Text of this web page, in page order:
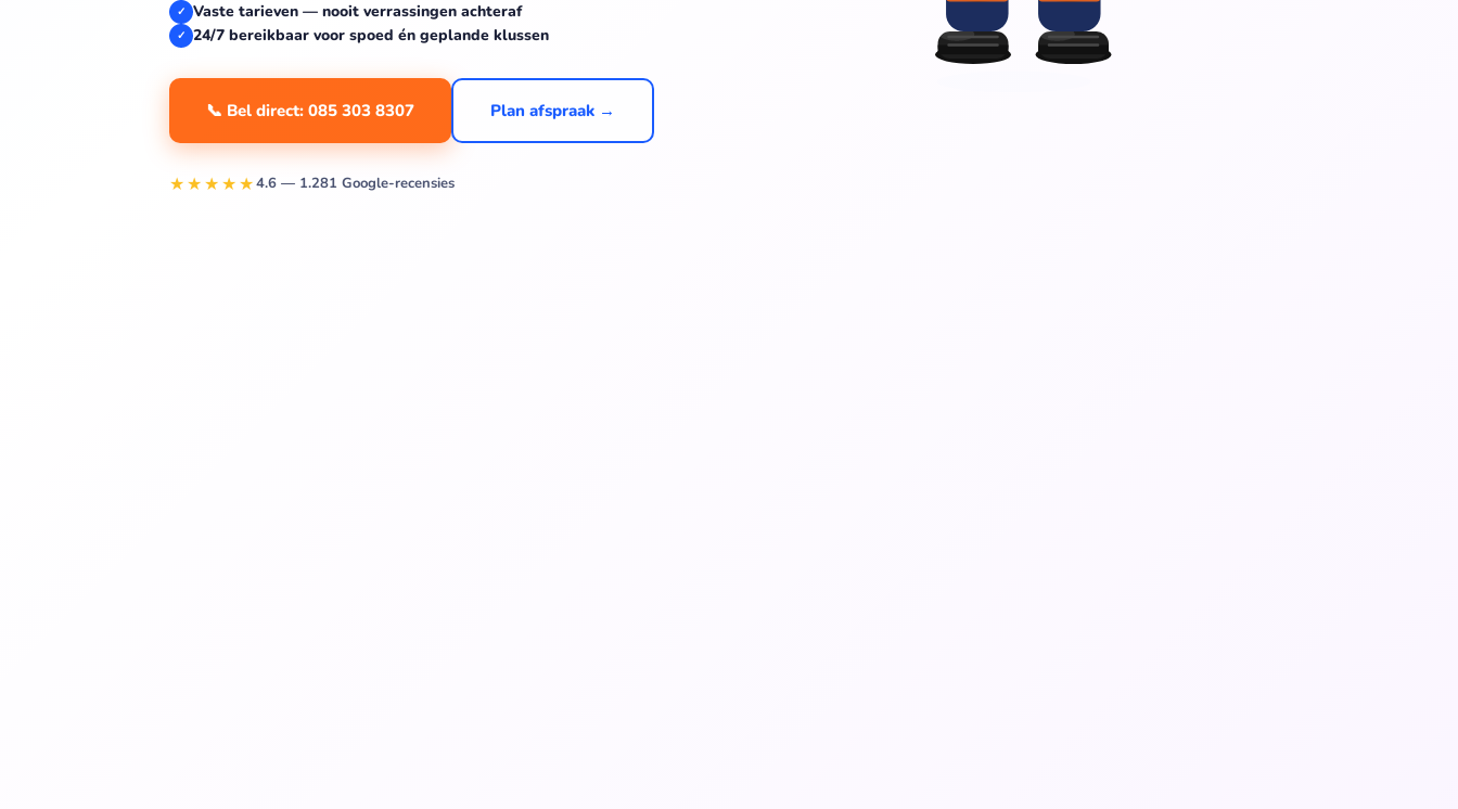
✓ Vaste tarieven — nooit verrassingen achteraf
✓ 24/7 bereikbaar voor spoed én geplande klussen
📞 Bel direct: 085 303 8307 Plan afspraak →
★★★★★4.6 — 1.281 Google-recensies